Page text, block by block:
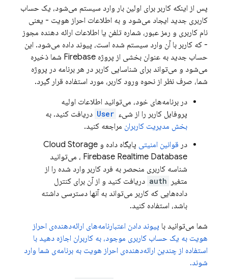
پس از اینکه کاربر برای اولین بار وارد سیستم می‌شود، یک حساب
کاربری جدید ایجاد می‌شود و به اطلاعات احراز هویت - یعنی
نام کاربری و رمز عبور، شماره تلفن یا اطلاعات ارائه دهنده مجوز
- که کاربر با آن وارد سیستم شده است، پیوند داده می‌شود. این
حساب جدید به عنوان بخشی از پروژه Firebase شما ذخیره
می‌شود و می‌تواند برای شناسایی کاربر در هر برنامه در پروژه
شما، صرف نظر از نحوه ورود کاربر، مورد استفاده قرار گیرد.
در برنامه‌های خود، می‌توانید اطلاعات اولیه
پروفایل کاربر را از شیء User دریافت کنید. به
بخش مدیریت کاربران مراجعه کنید.
در قوانین امنیتی پایگاه داده و Cloud Storage
Firebase Realtime Database ، می‌توانید
شناسه کاربری منحصر به فرد کاربر وارد شده را از
متغیر
auth دریافت کنید و از آن برای کنترل
داده‌هایی که کاربر می‌تواند به آنها دسترسی داشته
باشد، استفاده کنید.
شما می‌توانید با پیوند دادن اعتبارنامه‌های ارائه‌دهنده‌ی احراز
هویت به یک حساب کاربری موجود، به کاربران اجازه دهید با
استفاده از چندین ارائه‌دهنده‌ی احراز هویت به برنامه‌ی شما وارد
شوند.